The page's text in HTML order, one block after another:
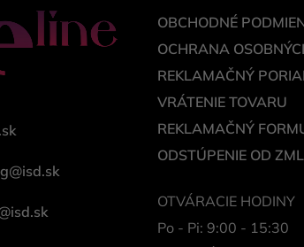
@isd.sk
isd.sk
OBCHODNÉ
OCHRANA
REKLAMAČNÝ
VRÁTENIE TOVARU
REKLAMAČNÝ
ODSTÚPENIE OD
OTVÁRACIE HODINY
Po - Pi: 9:00 - 15:30